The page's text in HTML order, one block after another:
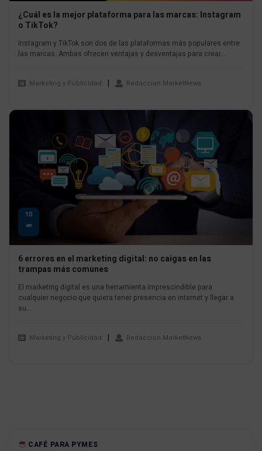
¿Cuál es la mejor plataforma para las marcas: Instagram
o TikTok?
Instagram y TikTok son dos de las plataformas más populares entre
las marcas. Ambas ofrecen ventajas y desventajas para crear...
Marketing y Publicidad Redaccion MarketNews
10
ABR
6 errores en el marketing digital: no caigas en las
trampas más comunes
El marketing digital es una herramienta imprescindible para
cualquier negocio que quiera tener presencia en internet y llegar a
su...
Marketing y Publicidad Redaccion MarketNews
CAFÉ PARA PYMES